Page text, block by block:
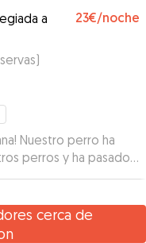
fotos y vídeos cada
feliz así que pudimos
Sin duda
a
23€/noche
)
Nuestro perro ha
perros y ha pasado
con Joana. No
cerca de